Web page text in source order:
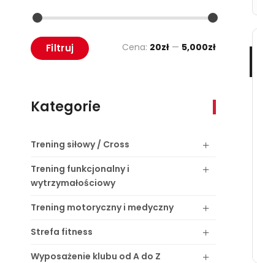
Filtruj Cena: 20zł — 5,000zł
Kategorie
Trening siłowy / Cross
Trening funkcjonalny i
wytrzymałościowy
Trening motoryczny i medyczny
Strefa fitness
Wyposażenie klubu od A do Z